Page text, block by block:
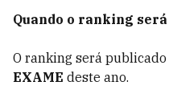
Quando o ranking
O ranking será
EXAME deste ano.